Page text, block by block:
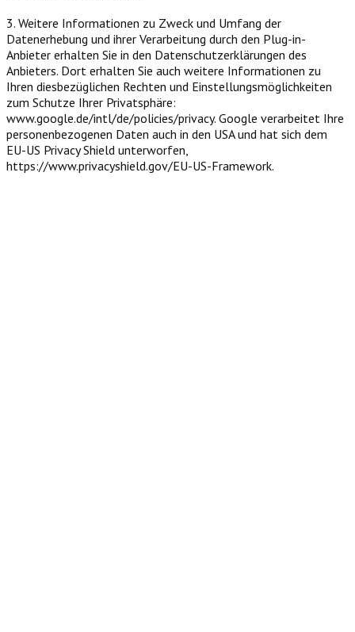
3. Weitere Informationen zu Zweck und Umfang der
Datenerhebung und ihrer Verarbeitung durch den Plug-in-
Anbieter erhalten Sie in den Datenschutzerklärungen des
Anbieters. Dort erhalten Sie auch weitere Informationen zu
Ihren diesbezüglichen Rechten und Einstellungsmöglichkeiten
zum Schutze Ihrer Privatsphäre:
www.google.de/intl/de/policies/privacy. Google verarbeitet Ihre
personenbezogenen Daten auch in den USA und hat sich dem
EU-US Privacy Shield unterworfen,
https://www.privacyshield.gov/EU-US-Framework.